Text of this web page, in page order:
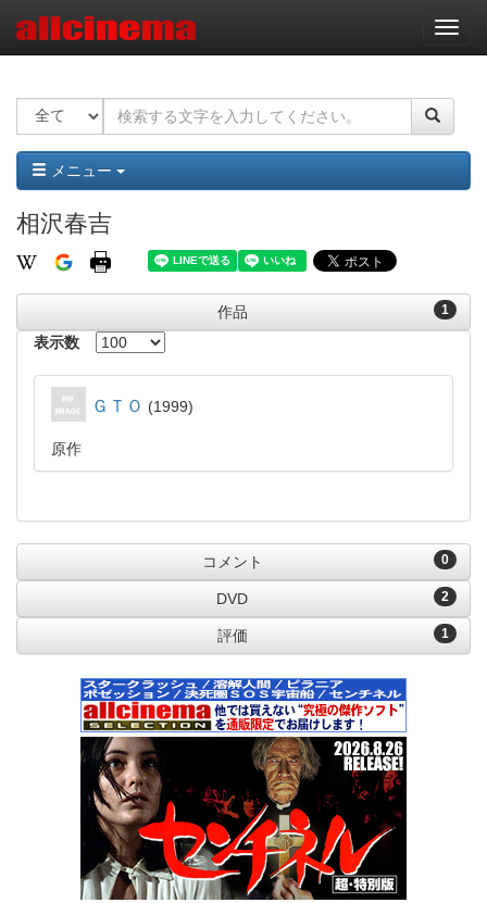
ナ
ビ
ー
ョ
ン
メニュー
相沢春吉
1
作品
表示数
ＧＴＯ 1999
原作
0
コメント
2
DVD
1
評価